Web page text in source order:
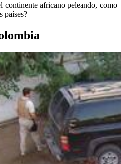
continente africano peleando, como
países?